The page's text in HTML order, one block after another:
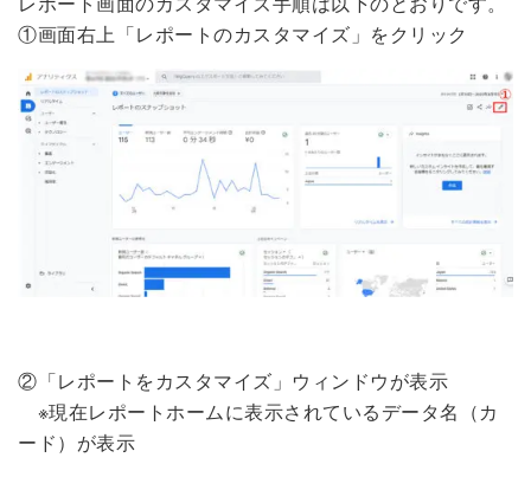
①画面右上「レポートのカスタマイズ」をクリック
②「レポートをカスタマイズ」ウィンドウが表示
※現在レポートホームに表示されているデータ名（カ
ード）が表示